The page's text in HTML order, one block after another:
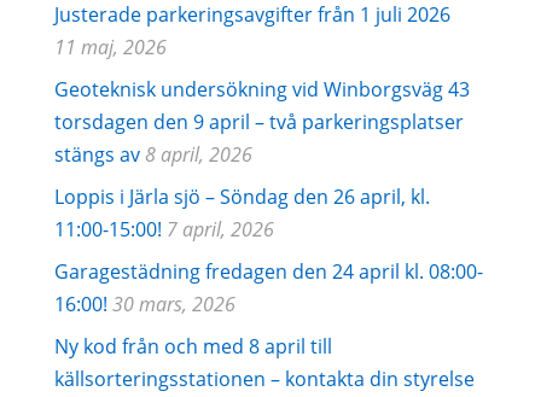
Justerade parkeringsavgifter från 1 juli 2026
11 maj, 2026
Geoteknisk undersökning vid Winborgsväg 43
torsdagen den 9 april – två parkeringsplatser
stängs av 8 april, 2026
Loppis i Järla sjö – Söndag den 26 april, kl.
11:00-15:00! 7 april, 2026
Garagestädning fredagen den 24 april kl. 08:00-
16:00! 30 mars, 2026
Ny kod från och med 8 april till
källsorteringsstationen – kontakta din styrelse